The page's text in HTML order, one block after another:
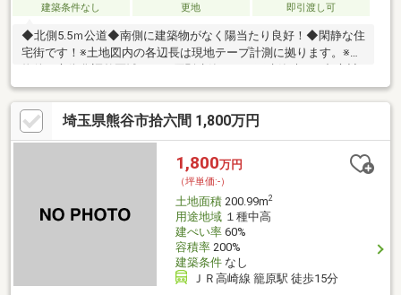
建築条件なし 更地 即引渡し可
◆北側5.5ｍ公道◆南側に建築物がなく陽当たり良好！◆閑静な住
宅街です！※土地図内の各辺長は現地テープ計測に拠ります。※本
物件は市街化調整区域につき原則建築不可。再建築時には都市計
画法第34条第12号の許可を要します。（但し、申請者又はその親
族が、熊谷市又は隣接市町村の市街化調整区域に申請日の20年前
から現在に至るまで継続して居住していること）
埼玉県熊谷市拾六間 1,800万円
1,800万円
（坪単価:-）
土地面積200.99m2
用途地域１種中高
建ぺい率60%
容積率200%
建築条件なし
ＪＲ高崎線 籠原駅 徒歩15分